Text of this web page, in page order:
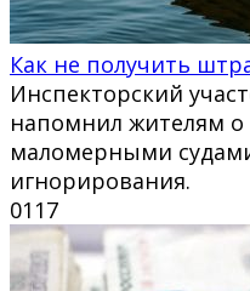
Как не получить
Инспекторский
напомнил жителям о
маломерными
игнорирования.
0117